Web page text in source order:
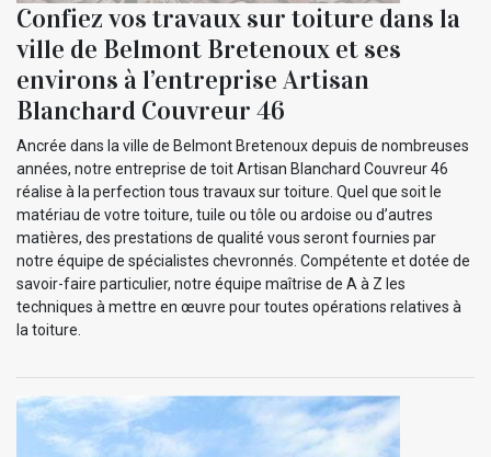
Confiez vos travaux sur toiture dans la
ville de Belmont Bretenoux et ses
environs à l’entreprise Artisan
Blanchard Couvreur 46
Ancrée dans la ville de Belmont Bretenoux depuis de nombreuses
années, notre entreprise de toit Artisan Blanchard Couvreur 46
réalise à la perfection tous travaux sur toiture. Quel que soit le
matériau de votre toiture, tuile ou tôle ou ardoise ou d’autres
matières, des prestations de qualité vous seront fournies par
notre équipe de spécialistes chevronnés. Compétente et dotée de
savoir-faire particulier, notre équipe maîtrise de A à Z les
techniques à mettre en œuvre pour toutes opérations relatives à
la toiture.